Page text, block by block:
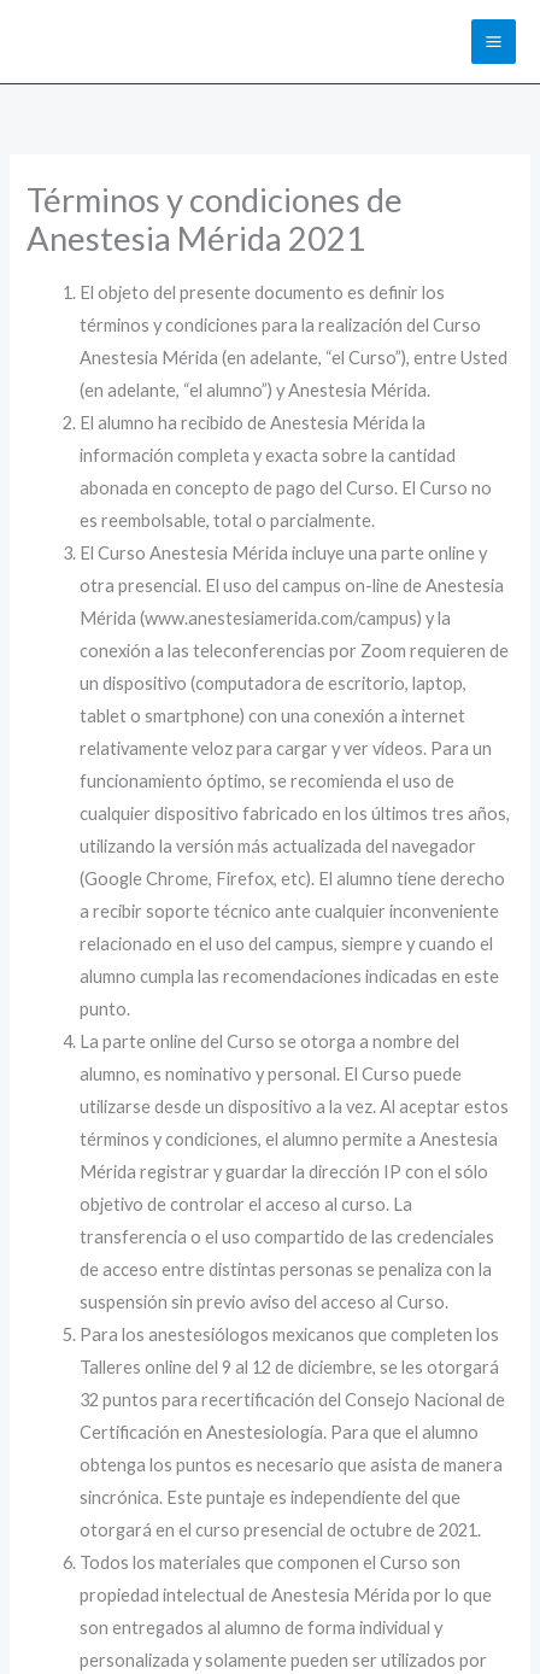
contenido
Términos y condiciones de
Anestesia Mérida 2021
El objeto del presente documento es definir los
términos y condiciones para la realización del Curso
Anestesia Mérida (en adelante, “el Curso”), entre Usted
(en adelante, “el alumno”) y Anestesia Mérida.
El alumno ha recibido de Anestesia Mérida la
información completa y exacta sobre la cantidad
abonada en concepto de pago del Curso. El Curso no
es reembolsable, total o parcialmente.
El Curso Anestesia Mérida incluye una parte online y
otra presencial. El uso del campus on-line de Anestesia
Mérida (www.anestesiamerida.com/campus) y la
conexión a las teleconferencias por Zoom requieren de
un dispositivo (computadora de escritorio, laptop,
tablet o smartphone) con una conexión a internet
relativamente veloz para cargar y ver vídeos. Para un
funcionamiento óptimo, se recomienda el uso de
cualquier dispositivo fabricado en los últimos tres años,
utilizando la versión más actualizada del navegador
(Google Chrome, Firefox, etc). El alumno tiene derecho
a recibir soporte técnico ante cualquier inconveniente
relacionado en el uso del campus, siempre y cuando el
alumno cumpla las recomendaciones indicadas en este
punto.
La parte online del Curso se otorga a nombre del
alumno, es nominativo y personal. El Curso puede
utilizarse desde un dispositivo a la vez. Al aceptar estos
términos y condiciones, el alumno permite a Anestesia
Mérida registrar y guardar la dirección IP con el sólo
objetivo de controlar el acceso al curso. La
transferencia o el uso compartido de las credenciales
de acceso entre distintas personas se penaliza con la
suspensión sin previo aviso del acceso al Curso.
Para los anestesiólogos mexicanos que completen los
Talleres online del 9 al 12 de diciembre, se les otorgará
32 puntos para recertificación del Consejo Nacional de
Certificación en Anestesiología. Para que el alumno
obtenga los puntos es necesario que asista de manera
sincrónica. Este puntaje es independiente del que
otorgará en el curso presencial de octubre de 2021.
Todos los materiales que componen el Curso son
propiedad intelectual de Anestesia Mérida por lo que
son entregados al alumno de forma individual y
personalizada y solamente pueden ser utilizados por